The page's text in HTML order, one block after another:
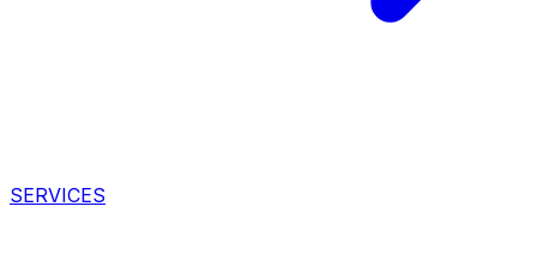
SERVICES